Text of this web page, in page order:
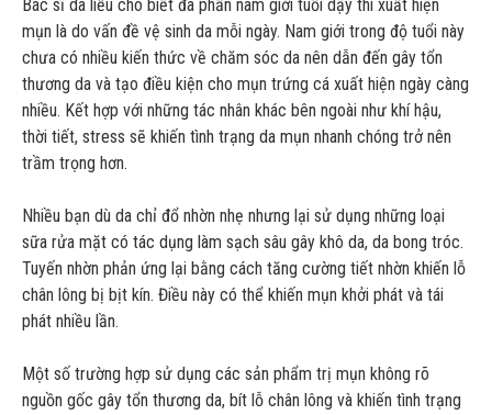
Bác sĩ da liễu cho biết đa phần nam giới tuổi dậy thì xuất hiện
mụn là do vấn đề vệ sinh da mỗi ngày. Nam giới trong độ tuổi này
chưa có nhiều kiến thức về chăm sóc da nên dẫn đến gây tổn
thương da và tạo điều kiện cho mụn trứng cá xuất hiện ngày càng
nhiều. Kết hợp với những tác nhân khác bên ngoài như khí hậu,
thời tiết, stress sẽ khiến tình trạng da mụn nhanh chóng trở nên
trầm trọng hơn.
Nhiều bạn dù da chỉ đổ nhờn nhẹ nhưng lại sử dụng những loại
sữa rửa mặt có tác dụng làm sạch sâu gây khô da, da bong tróc.
Tuyến nhờn phản ứng lại bằng cách tăng cường tiết nhờn khiến lỗ
chân lông bị bịt kín. Điều này có thể khiến mụn khởi phát và tái
phát nhiều lần.
Một số trường hợp sử dụng các sản phẩm trị mụn không rõ
nguồn gốc gây tổn thương da, bít lỗ chân lông và khiến tình trạng